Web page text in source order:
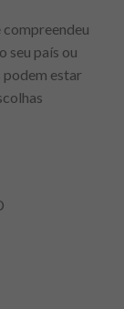
compreendeu
seu país ou
estar